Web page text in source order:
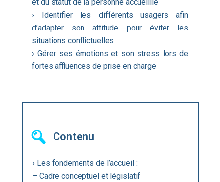
et du statut de la personne accueillie
› Identifier les différents usagers afin
d’adapter son attitude pour éviter les
situations conflictuelles
› Gérer ses émotions et son stress lors de
fortes affluences de prise en charge
Contenu
› Les fondements de l’accueil :
– Cadre conceptuel et législatif